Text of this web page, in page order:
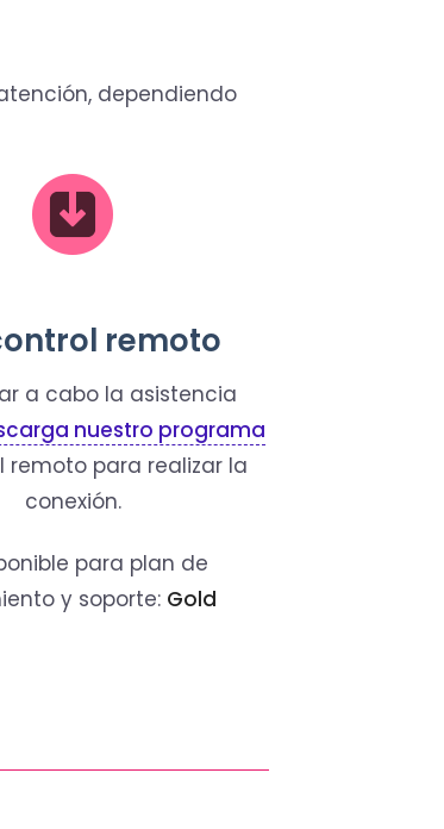
dependiendo
remoto
a cabo la asistencia
nuestro programa
remoto para realizar la
conexión.
para plan de
y soporte: Gold